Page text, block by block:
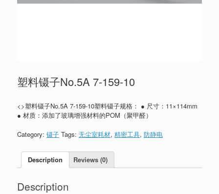
塑料镊子No.5A 7-159-10
<>塑料镊子No.5A 7-159-10塑料镊子规格： ● 尺寸：11×114mm
● 材质：添加了玻璃增强材料的POM（聚甲醛）
Category: 镊子 Tags: 无尘室耗材, 精密工具, 防静电
Description Reviews (0)
Description